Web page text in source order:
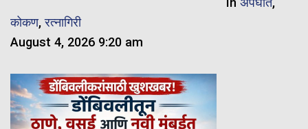
कोकण,रत्नागिरी
August 4, 2026 9:20 am